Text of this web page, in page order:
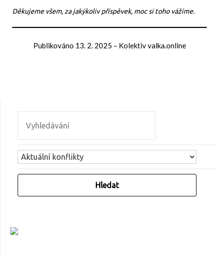
Děkujeme všem, za jakýkoliv příspěvek, moc si toho vážíme.
Publikováno 13. 2. 2025 – Kolektiv valka.online